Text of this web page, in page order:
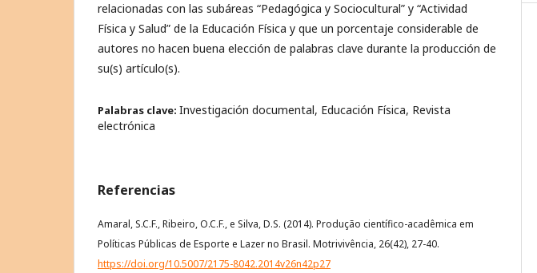
relacionadas con las subáreas “Pedagógica y Sociocultural” y “Actividad
Física y Salud” de la Educación Física y que un porcentaje considerable de
autores no hacen buena elección de palabras clave durante la producción de
su(s) artículo(s).
Palabras clave: Investigación documental, Educación Física, Revista
electrónica
Referencias
Amaral, S.C.F., Ribeiro, O.C.F., e Silva, D.S. (2014). Produção científico-acadêmica em
Políticas Públicas de Esporte e Lazer no Brasil. Motrivivência, 26(42), 27-40.
https://doi.org/10.5007/2175-8042.2014v26n42p27